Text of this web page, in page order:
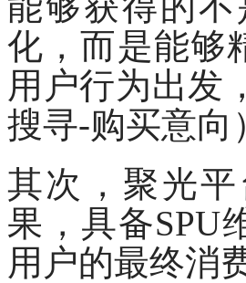
化，而是能够
用户行为出发
搜寻-购买意向
其次，聚光平
果，具备SPU
用户的最终消